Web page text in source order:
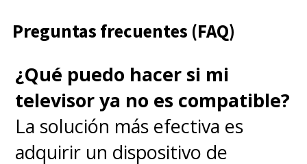
Preguntas frecuentes (FAQ)
¿Qué puedo hacer si mi
televisor ya no es compatible?
La solución más efectiva es
adquirir un dispositivo de